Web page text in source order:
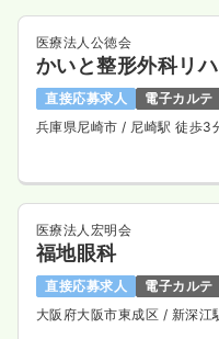
医療法人公徳会
かいと整形外科リ
直接応募求人
電子カルテ
兵庫県尼崎市/ 尼崎駅 徒歩3
医療法人宏明会
福地眼科
直接応募求人
電子カルテ
大阪府大阪市東成区 / 新深江